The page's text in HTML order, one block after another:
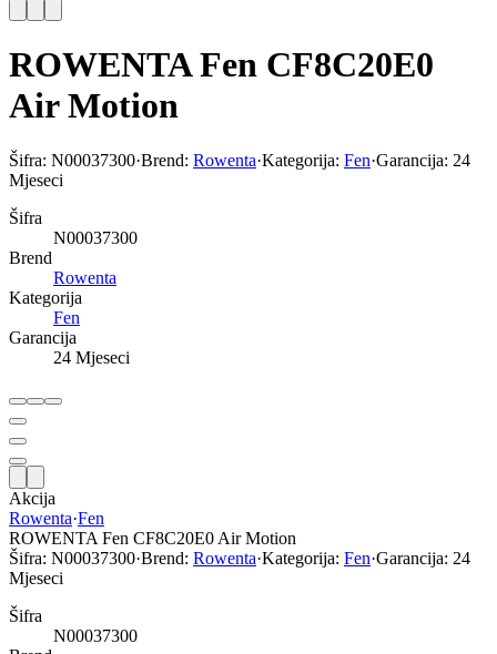
ROWENTA Fen CF8C20E0
Air Motion
Šifra: N00037300·Brend: Rowenta·Kategorija: Fen·Garancija: 24
Mjeseci
Šifra
N00037300
Brend
Rowenta
Kategorija
Fen
Garancija
24 Mjeseci
Akcija
Rowenta·Fen
ROWENTA Fen CF8C20E0 Air Motion
Šifra: N00037300·Brend: Rowenta·Kategorija: Fen·Garancija: 24
Mjeseci
Šifra
N00037300